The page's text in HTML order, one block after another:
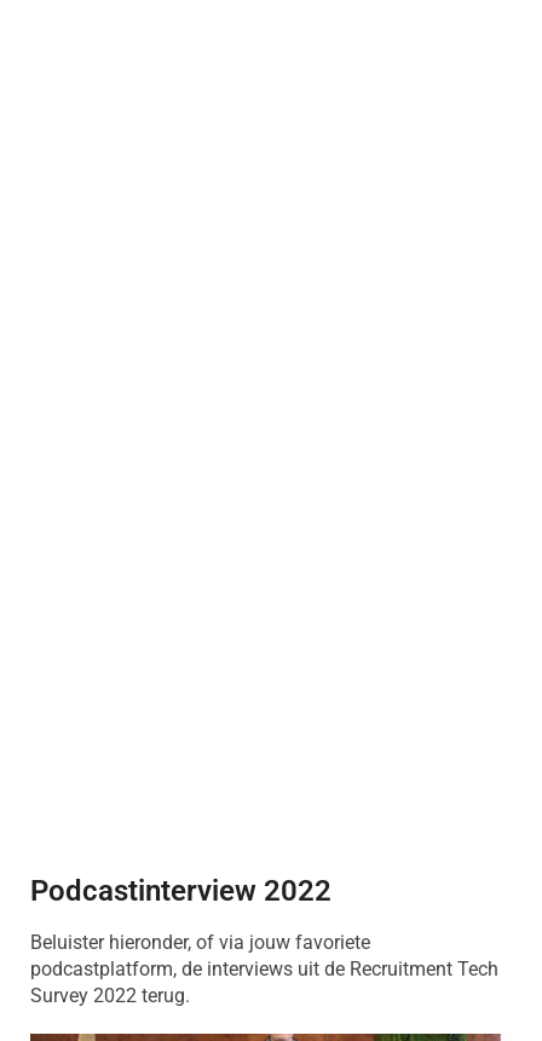
Podcastinterview 2022
Beluister hieronder, of via jouw favoriete
podcastplatform, de interviews uit de Recruitment Tech
Survey 2022 terug.